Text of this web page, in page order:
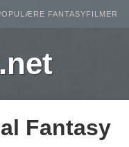
FANTASYFILMER
Fantasy